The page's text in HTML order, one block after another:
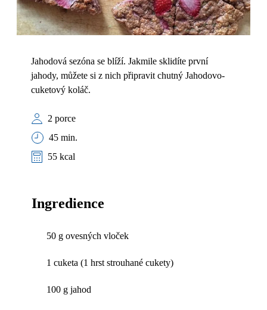
Jahodová sezóna se blíží. Jakmile sklidíte první
jahody, můžete si z nich připravit chutný Jahodovo-
cuketový koláč.
2 porce
45 min.
55 kcal
Ingredience
50 g ovesných vloček
1 cuketa (1 hrst strouhané cukety)
100 g jahod